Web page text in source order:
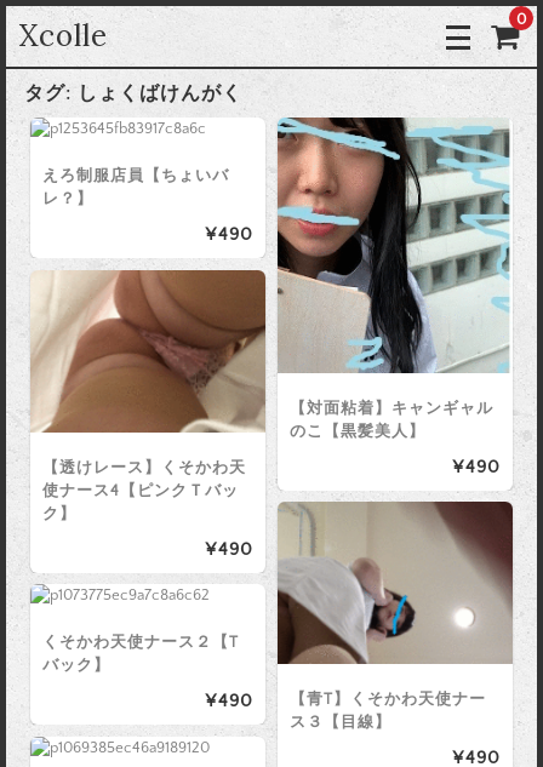
Xcolle 0
タグ: しょくばけんがく
えろ制服店員【ちょいバ
レ？】
¥490
【対面粘着】キャンギャル
のこ【黒髪美人】
¥490
【透けレース】くそかわ天
使ナース4【ピンクＴバッ
ク】
¥490
【青T】くそかわ天使ナー
ス３【目線】
¥490
くそかわ天使ナース２【T
バック】
¥490